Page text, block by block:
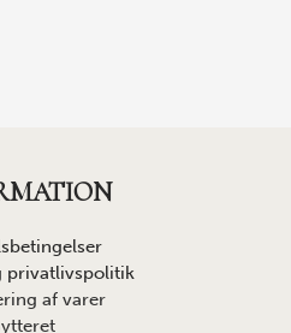
privatlivspolitik
af varer